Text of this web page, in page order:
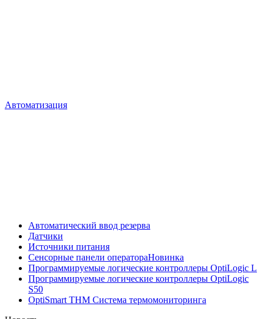
Автоматизация
Автоматический ввод резерва
Датчики
Источники питания
Сенсорные панели оператораНовинка
Программируемые логические контроллеры OptiLogic L
Программируемые логические контроллеры OptiLogic
S50
OptiSmart THM Система термомониторинга